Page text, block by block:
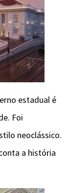
estadual é
Foi
neoclássico.
a história